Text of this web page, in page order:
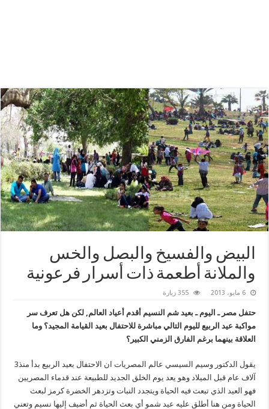
البيض والفسيخ والبصل والخس
والملانة أطعمة ذات أسرار فرعونية
6 مايو، 2013 355 زيارة
حتفل مصر ـ اليوم ـ بعيد شم النسيم أقدم أعياد العالم‏,‏ لكن هل تعرف سر
مواكبة عيد الربيع لليوم التالي مباشرة للاحتفال بعيد القيامة المجيد؟ وما
العلاقة بينهما برغم الفارق الزمني الكبير؟
يقول الدكتور وسيم السيسي عالم المصريات ان الاحتفال بعيد الربيع بدأ منذ3
آلاف عام قبل الميلاد وهو يعد يوم الخلق الجديد للطبيعة عند قدماء المصريين
فهو العيد الذي تبعث فيه الحياة ويتجدد النبات وتزدهر الخضرة كرمز لبعث
الحياة ومن هنا أطلق عليه عيد شمو أي بعث الحياة ثم أضيف إليها نسيم وتعني